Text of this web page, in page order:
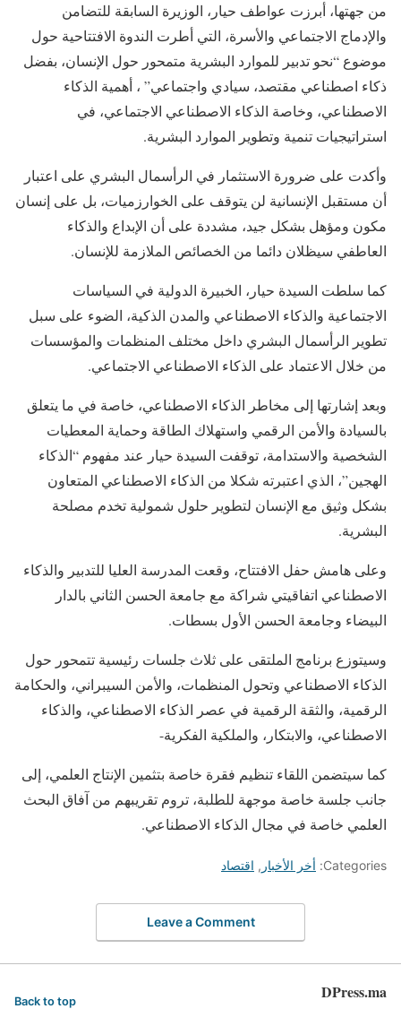
من جهتها، أبرزت عواطف حيار، الوزيرة السابقة للتضامن
والإدماج الاجتماعي والأسرة، التي أطرت الندوة الافتتاحية حول
موضوع “نحو تدبير للموارد البشرية متمحور حول الإنسان، بفضل
ذكاء اصطناعي مقتصد، سيادي واجتماعي” ، أهمية الذكاء
الاصطناعي، وخاصة الذكاء الاصطناعي الاجتماعي، في
استراتيجيات تنمية وتطوير الموارد البشرية.
وأكدت على ضرورة الاستثمار في الرأسمال البشري على اعتبار
أن مستقبل الإنسانية لن يتوقف على الخوارزميات، بل على إنسان
مكون ومؤهل بشكل جيد، مشددة على أن الإبداع والذكاء
العاطفي سيظلان دائما من الخصائص الملازمة للإنسان.
كما سلطت السيدة حيار، الخبيرة الدولية في السياسات
الاجتماعية والذكاء الاصطناعي والمدن الذكية، الضوء على سبل
تطوير الرأسمال البشري داخل مختلف المنظمات والمؤسسات
من خلال الاعتماد على الذكاء الاصطناعي الاجتماعي.
وبعد إشارتها إلى مخاطر الذكاء الاصطناعي، خاصة في ما يتعلق
بالسيادة والأمن الرقمي واستهلاك الطاقة وحماية المعطيات
الشخصية والاستدامة، توقفت السيدة حيار عند مفهوم “الذكاء
الهجين”، الذي اعتبرته شكلا من الذكاء الاصطناعي المتعاون
بشكل وثيق مع الإنسان لتطوير حلول شمولية تخدم مصلحة
البشرية.
وعلى هامش حفل الافتتاح، وقعت المدرسة العليا للتدبير والذكاء
الاصطناعي اتفاقيتي شراكة مع جامعة الحسن الثاني بالدار
البيضاء وجامعة الحسن الأول بسطات.
وسيتوزع برنامج الملتقى على ثلاث جلسات رئيسية تتمحور حول
الذكاء الاصطناعي وتحول المنظمات، والأمن السيبراني، والحكامة
الرقمية، والثقة الرقمية في عصر الذكاء الاصطناعي، والذكاء
الاصطناعي، والابتكار، والملكية الفكرية-
كما سيتضمن اللقاء تنظيم فقرة خاصة بتثمين الإنتاج العلمي، إلى
جانب جلسة خاصة موجهة للطلبة، تروم تقريبهم من آفاق البحث
العلمي خاصة في مجال الذكاء الاصطناعي.
Categories: أخر الأخبار , اقتصاد
Leave a Comment
DPress.ma
Back to top